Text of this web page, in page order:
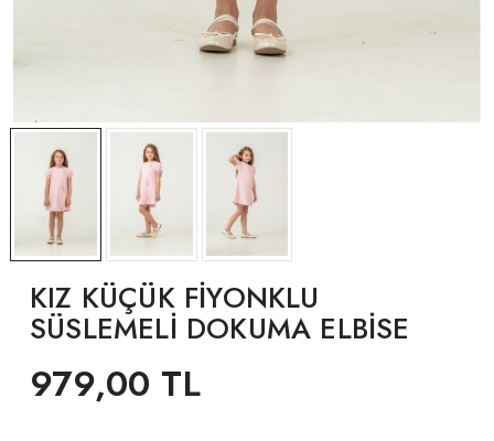
KIZ KÜÇÜK FİYONKLU
SÜSLEMELİ DOKUMA ELBİSE
979,00 TL